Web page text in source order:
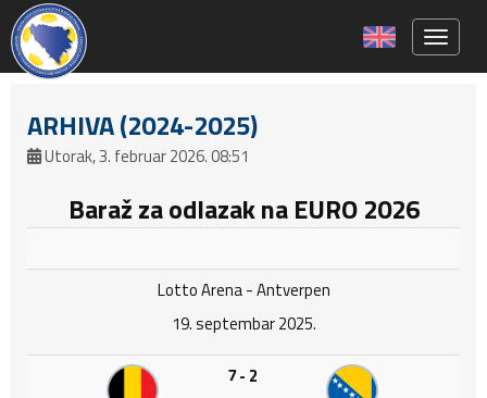
ARHIVA (2024-2025)
Utorak, 3. februar 2026. 08:51
Baraž za odlazak na EURO 2026
Lotto Arena - Antverpen
19. septembar 2025.
7 - 2